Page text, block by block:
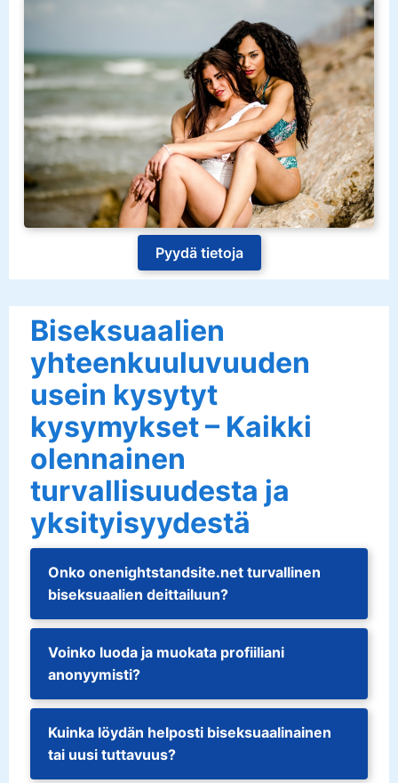
Pyydä tietoja
Biseksuaalien
yhteenkuuluvuuden
usein kysytyt
kysymykset – Kaikki
olennainen
turvallisuudesta ja
yksityisyydestä
Onko onenightstandsite.net turvallinen
biseksuaalien deittailuun?
Voinko luoda ja muokata profiiliani
anonyymisti?
Kuinka löydän helposti biseksuaalinainen
tai uusi tuttavuus?